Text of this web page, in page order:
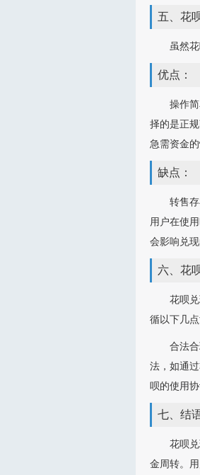
五、花
虽然
优点：
操作
择的是正
急需资金的
缺点：
转售
用户在使
会影响兑现
六、花
花呗
循以下几
合法
法，如通
呗的使用
七、结
花呗
金周转。